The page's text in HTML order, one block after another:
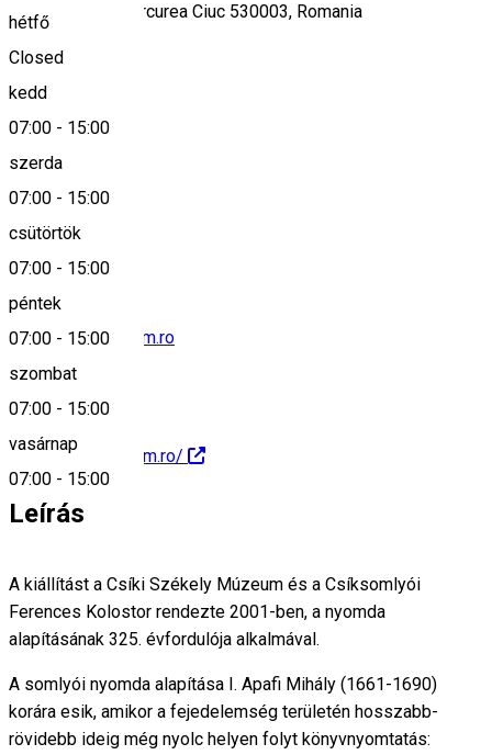
hétfő
Closed
kedd
07:00 - 15:00
szerda
07:00 - 15:00
csütörtök
07:00 - 15:00
péntek
07:00 - 15:00
szombat
07:00 - 15:00
vasárnap
07:00 - 15:00
Piața Cetății, Miercurea Ciuc 530003, Romania
Keresd térképen
info@csikimuzeum.ro
http://csikimuzeum.ro/
Leírás
A kiállítást a Csíki Székely Múzeum és a Csíksomlyói
Ferences Kolostor rendezte 2001-ben, a nyomda
alapításának 325. évfordulója alkalmával.
A somlyói nyomda alapítása I. Apafi Mihály (1661-1690)
korára esik, amikor a fejedelemség területén hosszabb-
rövidebb ideig még nyolc helyen folyt könyvnyomtatás: